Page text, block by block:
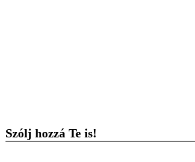
Szólj hozzá Te is!